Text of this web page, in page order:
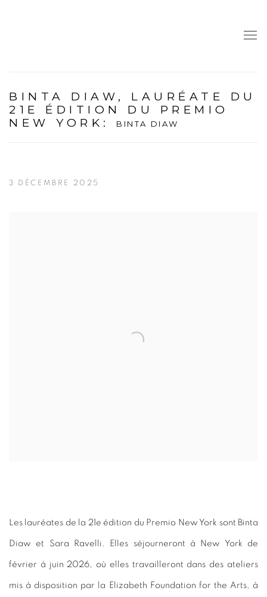
BINTA DIAW, LAURÉATE DU
21E ÉDITION DU PREMIO
NEW YORK : BINTA DIAW
3 DÉCEMBRE 2025
Les lauréates de la 21e édition du Premio New York sont Binta
Diaw et Sara Ravelli. Elles séjourneront à New York de
février à juin 2026, où elles travailleront dans des ateliers
mis à disposition par la Elizabeth Foundation for the Arts, à